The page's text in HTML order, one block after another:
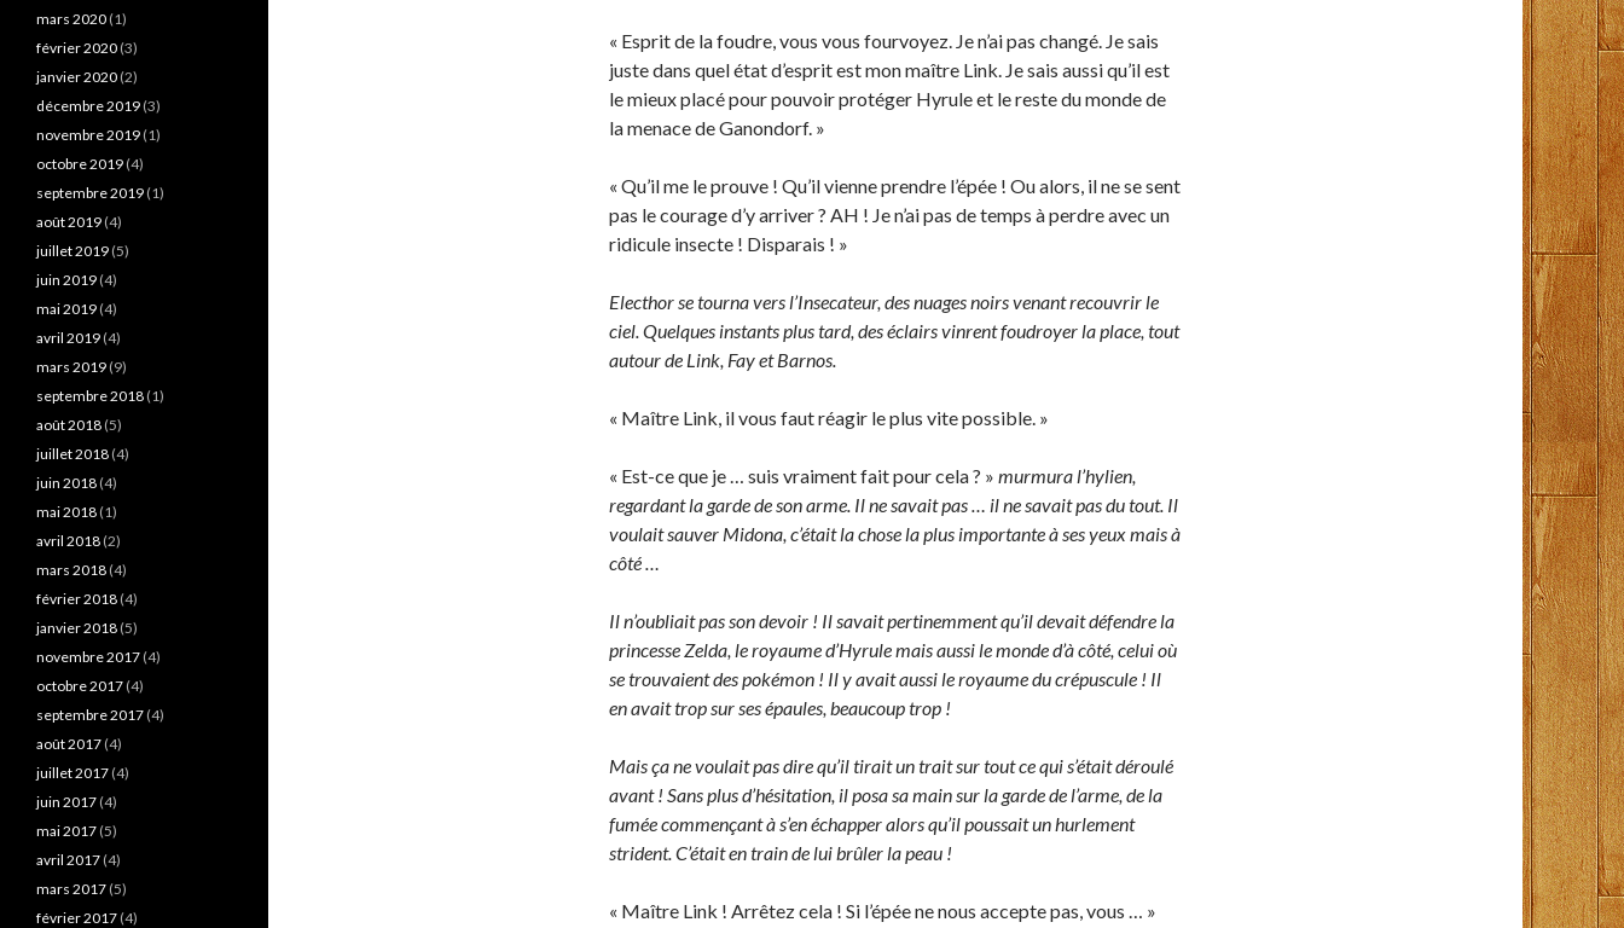
« Esprit de la foudre, vous vous fourvoyez. Je n’ai pas changé. Je sais
juste dans quel état d’esprit est mon maître Link. Je sais aussi qu’il est
le mieux placé pour pouvoir protéger Hyrule et le reste du monde de
la menace de Ganondorf. »
« Qu’il me le prouve ! Qu’il vienne prendre l’épée ! Ou alors, il ne se sent
pas le courage d’y arriver ? AH ! Je n’ai pas de temps à perdre avec un
ridicule insecte ! Disparais ! »
Electhor se tourna vers l’Insecateur, des nuages noirs venant recouvrir le
ciel. Quelques instants plus tard, des éclairs vinrent foudroyer la place, tout
autour de Link, Fay et Barnos.
« Maître Link, il vous faut réagir le plus vite possible. »
« Est-ce que je … suis vraiment fait pour cela ? » murmura l’hylien,
regardant la garde de son arme. Il ne savait pas … il ne savait pas du tout. Il
voulait sauver Midona, c’était la chose la plus importante à ses yeux mais à
côté …
Il n’oubliait pas son devoir ! Il savait pertinemment qu’il devait défendre la
princesse Zelda, le royaume d’Hyrule mais aussi le monde d’à côté, celui où
se trouvaient des pokémon ! Il y avait aussi le royaume du crépuscule ! Il
en avait trop sur ses épaules, beaucoup trop !
Mais ça ne voulait pas dire qu’il tirait un trait sur tout ce qui s’était déroulé
avant ! Sans plus d’hésitation, il posa sa main sur la garde de l’arme, de la
fumée commençant à s’en échapper alors qu’il poussait un hurlement
strident. C’était en train de lui brûler la peau !
« Maître Link ! Arrêtez cela ! Si l’épée ne nous accepte pas, vous … »
mars 2020 (1)
février 2020 (3)
janvier 2020 (2)
décembre 2019 (3)
novembre 2019 (1)
octobre 2019 (4)
septembre 2019 (1)
août 2019 (4)
juillet 2019 (5)
juin 2019 (4)
mai 2019 (4)
avril 2019 (4)
mars 2019 (9)
septembre 2018 (1)
août 2018 (5)
juillet 2018 (4)
juin 2018 (4)
mai 2018 (1)
avril 2018 (2)
mars 2018 (4)
février 2018 (4)
janvier 2018 (5)
novembre 2017 (4)
octobre 2017 (4)
septembre 2017 (4)
août 2017 (4)
juillet 2017 (4)
juin 2017 (4)
mai 2017 (5)
avril 2017 (4)
mars 2017 (5)
février 2017 (4)